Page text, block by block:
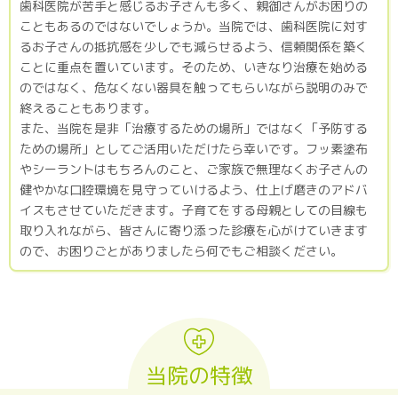
歯科医院が苦手と感じるお子さんも多く、親御さんがお困りの
こともあるのではないでしょうか。当院では、歯科医院に対す
るお子さんの抵抗感を少しでも減らせるよう、信頼関係を築く
ことに重点を置いています。そのため、いきなり治療を始める
のではなく、危なくない器具を触ってもらいながら説明のみで
終えることもあります。
また、当院を是非「治療するための場所」ではなく「予防する
ための場所」としてご活用いただけたら幸いです。フッ素塗布
やシーラントはもちろんのこと、ご家族で無理なくお子さんの
健やかな口腔環境を見守っていけるよう、仕上げ磨きのアドバ
イスもさせていただきます。子育てをする母親としての目線も
取り入れながら、皆さんに寄り添った診療を心がけていきます
ので、お困りごとがありましたら何でもご相談ください。
当院の特徴